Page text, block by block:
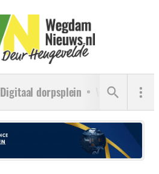
Digitaal dorpsplein Verenigingen